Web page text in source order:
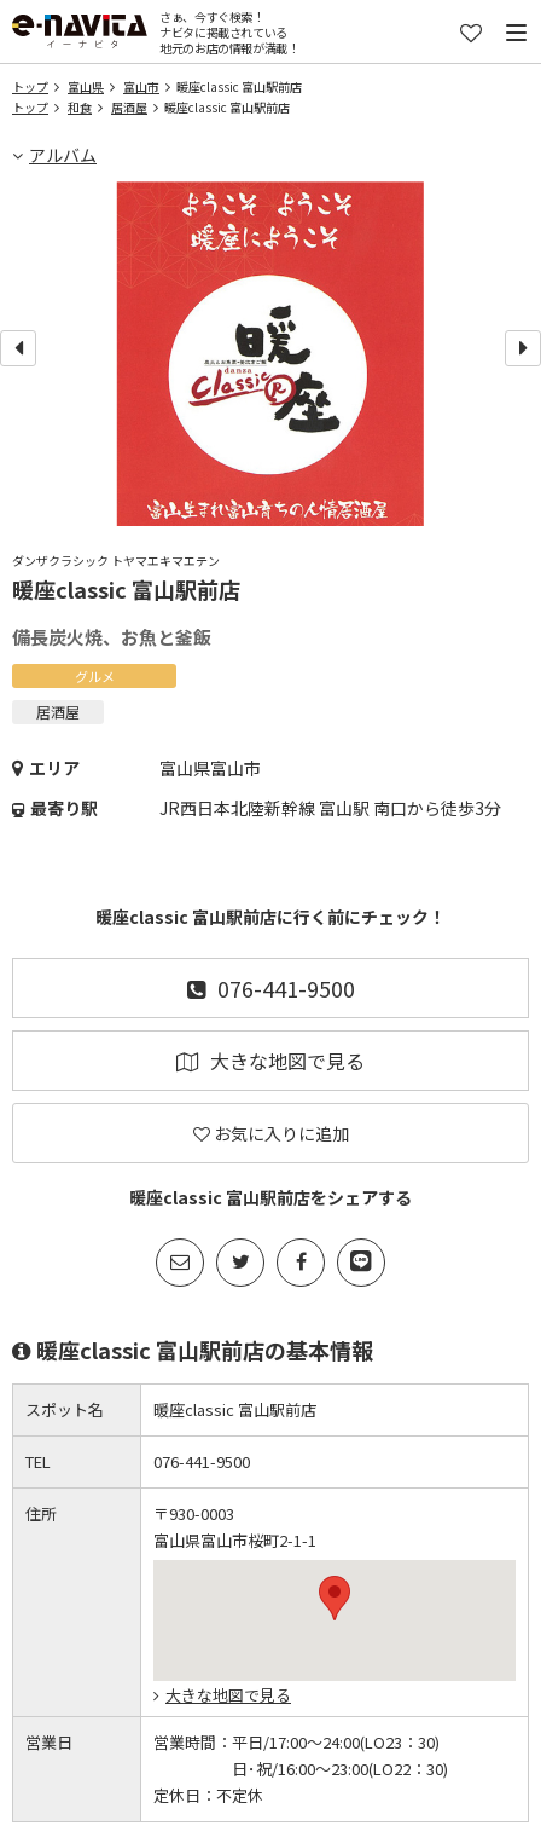
さぁ、今すぐ検索！
ナビタに掲載されている
地元のお店の情報が満載！
トップ 富山県 富山市
暖座classic 富山駅前店
トップ
和食 居酒屋 暖座classic 富山駅前店
アルバム
ダンザクラシック トヤマエキマエテン
暖座classic 富山駅前店
備長炭火焼、お魚と釜飯
グルメ
居酒屋
エリア
富山県富山市
最寄り駅
JR西日本北陸新幹線 富山駅 南口から徒歩3分
暖座classic 富山駅前店に行く前にチェック！
076-441-9500
大きな地図で見る
お気に入りに追加
暖座classic 富山駅前店をシェアする
暖座classic 富山駅前店の基本情報
スポット名 暖座classic 富山駅前店
TEL 076-441-9500
住所
〒930-0003
富山県富山市桜町2-1-1
大きな地図で見る
営業日 営業時間： 平日/17:00～24:00(LO23：30)
日･祝/16:00～23:00(LO22：30)
定休日： 不定休